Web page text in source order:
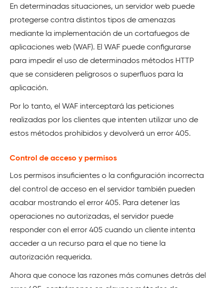
En determinadas situaciones, un servidor web puede
protegerse contra distintos tipos de amenazas
mediante la implementación de un cortafuegos de
aplicaciones web (WAF). El WAF puede configurarse
para impedir el uso de determinados métodos HTTP
que se consideren peligrosos o superfluos para la
aplicación.
Por lo tanto, el WAF interceptará las peticiones
realizadas por los clientes que intenten utilizar uno de
estos métodos prohibidos y devolverá un error 405.
Control de acceso y permisos
Los permisos insuficientes o la configuración incorrecta
del control de acceso en el servidor también pueden
acabar mostrando el error 405. Para detener las
operaciones no autorizadas, el servidor puede
responder con el error 405 cuando un cliente intenta
acceder a un recurso para el que no tiene la
autorización requerida.
Ahora que conoce las razones más comunes detrás del